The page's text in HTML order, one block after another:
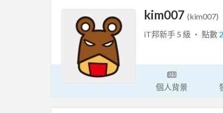
kim007 (kim007)
iT邦新手 5 級 ‧ 點數
個人背景